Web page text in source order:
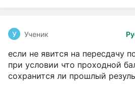
У Ученик
если не явится на пересдачу
при условии что проходной
сохранится ли прошлый